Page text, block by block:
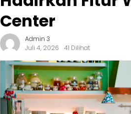
Center
Admin 3
Juli 4, 2026
41 Dilihat